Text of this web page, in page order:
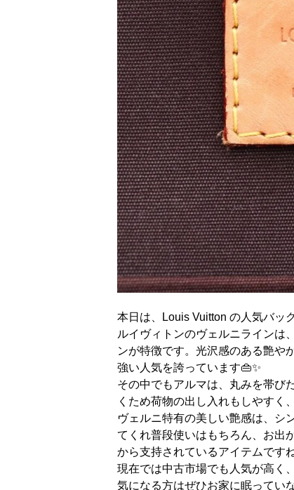
本日は、Louis Vuitton の人気バッ
ルイヴィトンのヴェルニラインは
ンが特徴です。光沢感のある艶や
強い人気を誇っています👜✨
その中でもアルマは、丸みを帯び
くため荷物の出し入れもしやすく
ヴェルニ特有の美しい艶感は、シ
てくれ普段使いはもちろん、お出
から支持されているアイテムです
現在では中古市場でも人気が高く
気になる方はぜひお家に眠ってい